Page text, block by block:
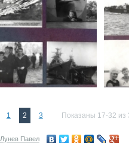
1 2 3 Показаны 17-32 из
Лунев Павел